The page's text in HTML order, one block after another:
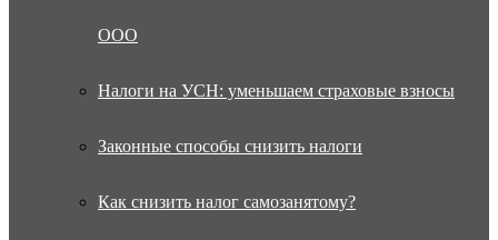
ООО
Налоги на УСН: уменьшаем страховые взносы
Законные способы снизить налоги
Как снизить налог самозанятому?